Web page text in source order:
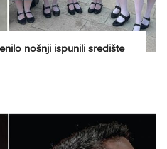
nošnji ispunili središte